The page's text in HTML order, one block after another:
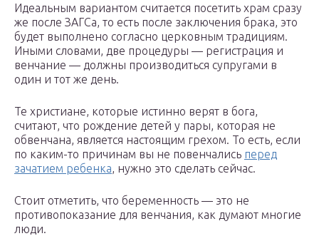
Идеальным вариантом считается посетить храм сразу
же после ЗАГСа, то есть после заключения брака, это
будет выполнено согласно церковным традициям.
Иными словами, две процедуры — регистрация и
венчание — должны производиться супругами в
один и тот же день.
Те христиане, которые истинно верят в бога,
считают, что рождение детей у пары, которая не
обвенчана, является настоящим грехом. То есть, если
по каким-то причинам вы не повенчались перед
зачатием ребенка, нужно это сделать сейчас.
Стоит отметить, что беременность — это не
противопоказание для венчания, как думают многие
люди.